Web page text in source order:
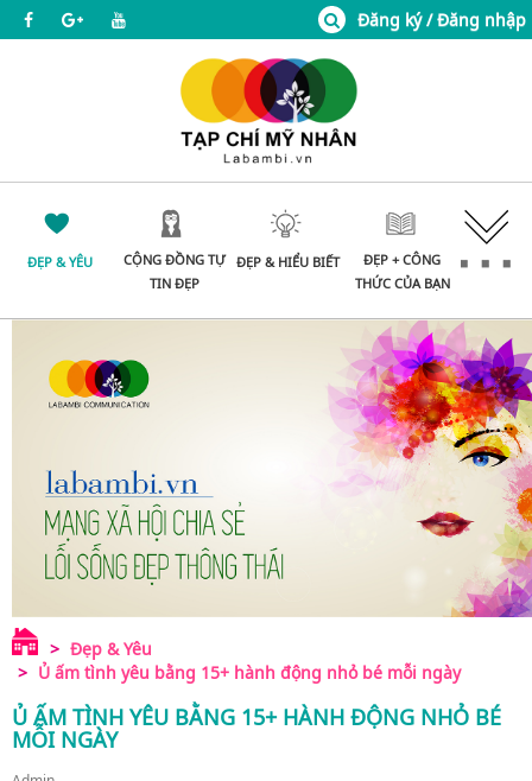
Đăng ký / Đăng nhập
ĐẸP & YÊU
CỘNG ĐỒNG TỰ
TIN ĐẸP
ĐẸP & HIỂU BIẾT
ĐẸP + CÔNG
THỨC CỦA BẠN
Đẹp & Yêu
Ủ ấm tình yêu bằng 15+ hành động nhỏ bé mỗi ngày
Ủ ẤM TÌNH YÊU BẰNG 15+ HÀNH ĐỘNG NHỎ BÉ
MỖI NGÀY